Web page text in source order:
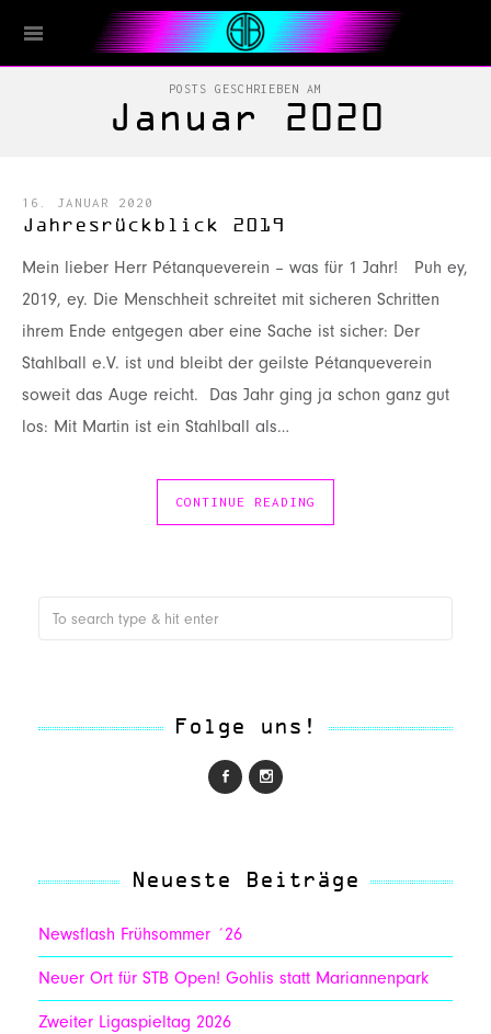
POSTS GESCHRIEBEN AM
Januar 2020
16. JANUAR 2020
Jahresrückblick 2019
Mein lieber Herr Pétanqueverein – was für 1 Jahr! Puh ey,
2019, ey. Die Menschheit schreitet mit sicheren Schritten
ihrem Ende entgegen aber eine Sache ist sicher: Der
Stahlball e.V. ist und bleibt der geilste Pétanqueverein
soweit das Auge reicht. Das Jahr ging ja schon ganz gut
los: Mit Martin ist ein Stahlball als…
CONTINUE READING
Folge uns!
Neueste Beiträge
Newsflash Frühsommer ´26
Neuer Ort für STB Open! Gohlis statt Mariannenpark
Zweiter Ligaspieltag 2026